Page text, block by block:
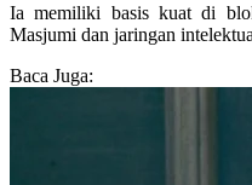
Ia memiliki basis kuat di
Masjumi dan jaringan
Baca Juga: